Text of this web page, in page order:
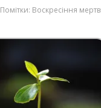
Помітки: Воскресіння